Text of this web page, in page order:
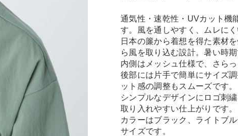
通気性・速乾性・UVカット機
す。風を通しやすく、ムレに
日本の簾から着想を得た素材
ら風を取り込む設計。暑い時
内側はメッシュ仕様で、さら
後部には片手で簡単にサイズ
ット感の調整もスムーズです。
シンプルなデザインにロゴ刺
取り入れやすい仕上がりです。
カラーはブラック、ライトブ
サイズです。